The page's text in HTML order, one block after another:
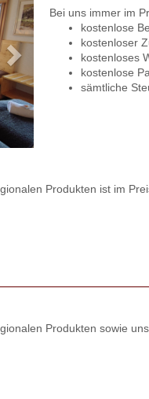
Bei uns immer im
kostenlose
kostenloser
kostenloses
kostenlose
sämtliche
Produkten ist im
Produkten sowie